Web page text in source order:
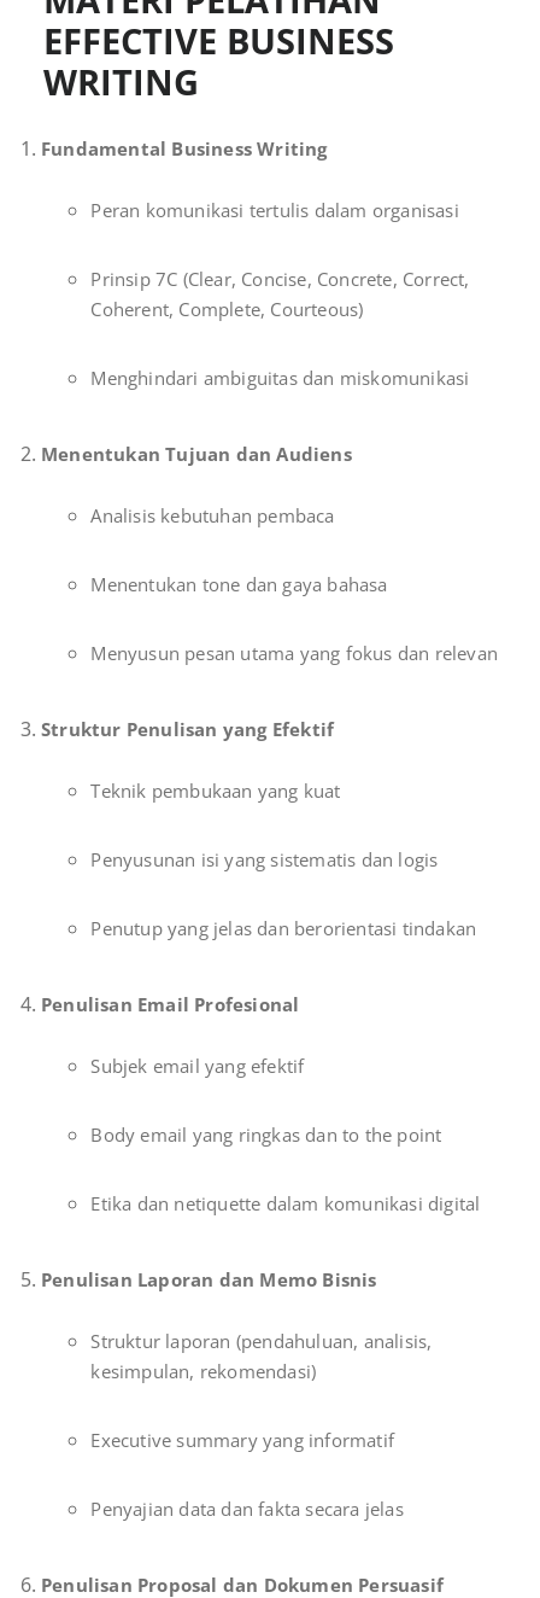
EFFECTIVE BUSINESS
WRITING
Fundamental Business Writing
Peran komunikasi tertulis dalam organisasi
Prinsip 7C (Clear, Concise, Concrete, Correct,
Coherent, Complete, Courteous)
Menghindari ambiguitas dan miskomunikasi
Menentukan Tujuan dan Audiens
Analisis kebutuhan pembaca
Menentukan tone dan gaya bahasa
Menyusun pesan utama yang fokus dan relevan
Struktur Penulisan yang Efektif
Teknik pembukaan yang kuat
Penyusunan isi yang sistematis dan logis
Penutup yang jelas dan berorientasi tindakan
Penulisan Email Profesional
Subjek email yang efektif
Body email yang ringkas dan to the point
Etika dan netiquette dalam komunikasi digital
Penulisan Laporan dan Memo Bisnis
Struktur laporan (pendahuluan, analisis,
kesimpulan, rekomendasi)
Executive summary yang informatif
Penyajian data dan fakta secara jelas
Penulisan Proposal dan Dokumen Persuasif